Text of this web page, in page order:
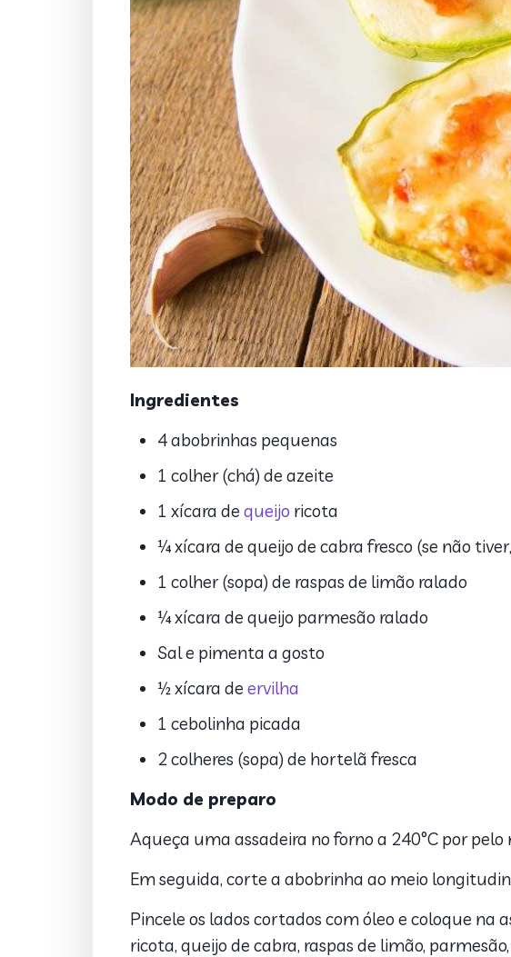
Ingredientes
4 abobrinhas pequenas
1 colher (chá) de azeite
1 xícara de queijo ricota
¼ xícara de queijo de cabra fresco (se não
1 colher (sopa) de raspas de limão ralado
¼ xícara de queijo parmesão ralado
Sal e pimenta a gosto
½ xícara de ervilha
1 cebolinha picada
2 colheres (sopa) de hortelã fresca
Modo de preparo
Aqueça uma assadeira no forno a 240°C por
Em seguida, corte a abobrinha ao meio
Pincele os lados cortados com óleo e coloque na
ricota, queijo de cabra, raspas de limão,